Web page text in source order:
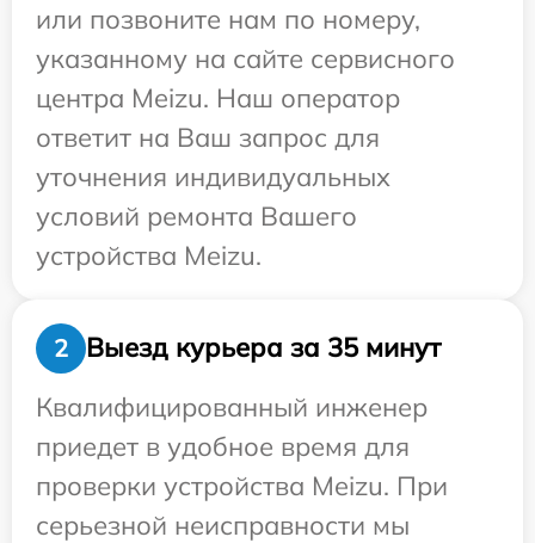
или позвоните нам по номеру,
указанному на сайте сервисного
центра Meizu. Наш оператор
ответит на Ваш запрос для
уточнения индивидуальных
условий ремонта Вашего
устройства Meizu.
2
Выезд курьера за 35 минут
Квалифицированный инженер
приедет в удобное время для
проверки устройства Meizu. При
серьезной неисправности мы